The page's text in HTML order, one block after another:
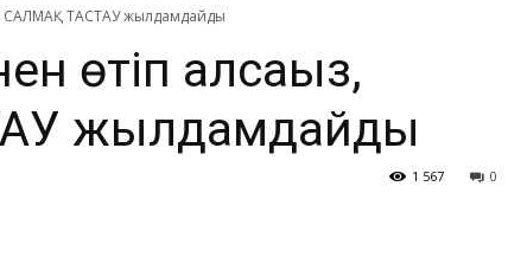
САЛМАҚ ТАСТАУ жылдамдайды
өтіп алсаңыз,
жылдамдайды
0
1 567